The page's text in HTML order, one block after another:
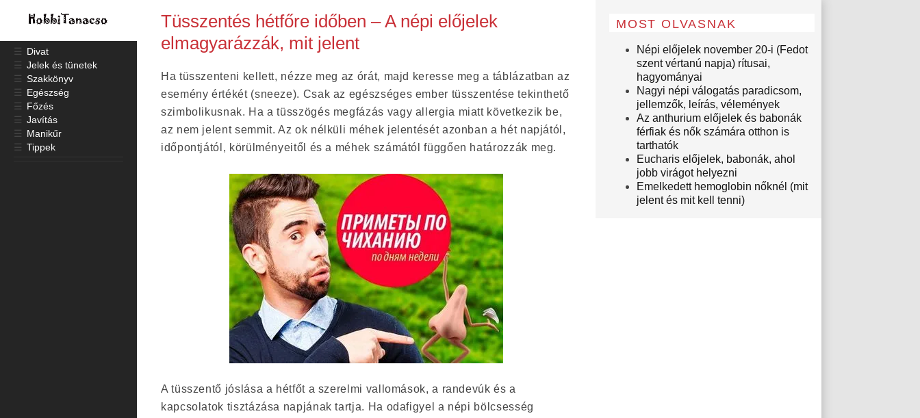
Tüsszentés hétfőre időben – A népi előjelek
elmagyarázzák, mit jelent
Ha tüsszenteni kellett, nézze meg az órát, majd keresse meg a táblázatban az
esemény értékét (sneeze). Csak az egészséges ember tüsszentése tekinthető
szimbolikusnak. Ha a tüsszögés megfázás vagy allergia miatt következik be,
az nem jelent semmit. Az ok nélküli méhek jelentését azonban a hét napjától,
időpontjától, körülményeitől és a méhek számától függően határozzák meg.
A tüsszentő jóslása a hétfőt a szerelmi vallomások, a randevúk és a
kapcsolatok tisztázása napjának tartja. Ha odafigyel a népi bölcsesség
MOST OLVASNAK
Népi előjelek november 20-i (Fedot
szent vértanú napja) rítusai,
hagyományai
Nagyi népi válogatás paradicsom,
jellemzők, leírás, vélemények
Az anthurium előjelek és babonák
férfiak és nők számára otthon is
tarthatók
Eucharis előjelek, babonák, ahol
jobb virágot helyezni
Emelkedett hemoglobin nőknél (mit
jelent és mit kell tenni)
☰ Divat
☰ Jelek és tünetek
☰ Szakkönyv
☰ Egészség
☰ Főzés
☰ Javítás
☰ Manikűr
☰ Tippek